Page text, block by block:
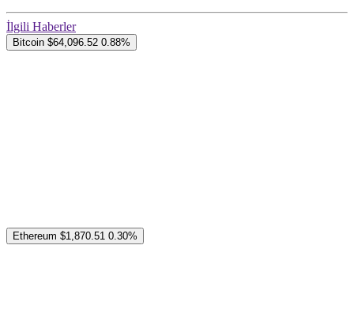
İlgili Haberler
Bitcoin $64,096.52 0.88%
Ethereum $1,870.51 0.30%